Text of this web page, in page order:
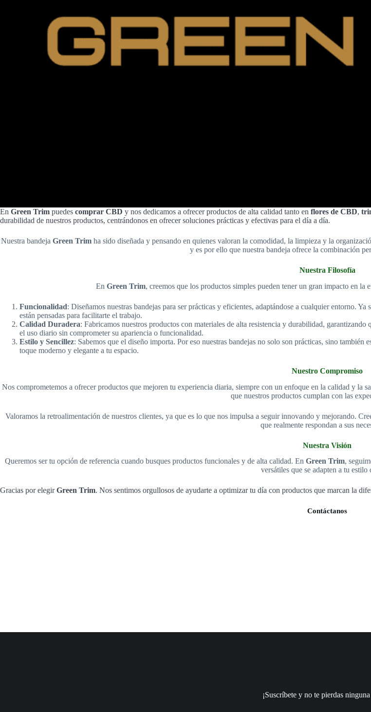
En Green Trim puedes comprar CBD y nos dedicamos a ofrecer productos de alta calidad tanto en flores de CBD,
durabilidad de nuestros productos, centrándonos en ofrecer soluciones prácticas y efectivas para el día a día.
Nuestra bandeja Green Trim ha sido diseñada y pensando en quienes valoran la comodidad, la limpieza y la
y es por ello que nuestra bandeja ofrece la combinación
Nuestra Filosofía
En Green Trim, creemos que los productos simples pueden tener un gran impacto en
Funcionalidad: Diseñamos nuestras bandejas para ser prácticas y eficientes, adaptándose a cualquier entorno.
están pensadas para facilitarte el trabajo.
Calidad Duradera: Fabricamos nuestros productos con materiales de alta resistencia y durabilidad,
el uso diario sin comprometer su apariencia o funcionalidad.
Estilo y Sencillez: Sabemos que el diseño importa. Por eso nuestras bandejas no solo son prácticas, sino
toque moderno y elegante a tu espacio.
Nuestro Compromiso
Nos comprometemos a ofrecer productos que mejoren tu experiencia diaria, siempre con un enfoque en la calidad y la
que nuestros productos cumplan con las
Valoramos la retroalimentación de nuestros clientes, ya que es lo que nos impulsa a seguir innovando y mejorando.
que realmente respondan a sus
Nuestra Visión
Queremos ser tu opción de referencia cuando busques productos funcionales y de alta calidad. En Green Trim,
versátiles que se adapten a tu estilo
Gracias por elegirGreen Trim. Nos sentimos orgullosos de ayudarte a optimizar tu día con productos que marcan la
Contáctanos
¡Suscríbete y no te pierdas